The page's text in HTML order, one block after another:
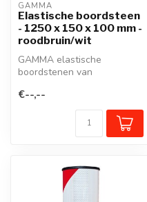
GAMMA
Elastische boordsteen
- 1250 x 150 x 100 mm -
roodbruin/wit
GAMMA elastische
boordstenen van
veelzijdige, flexibele...
€--,--